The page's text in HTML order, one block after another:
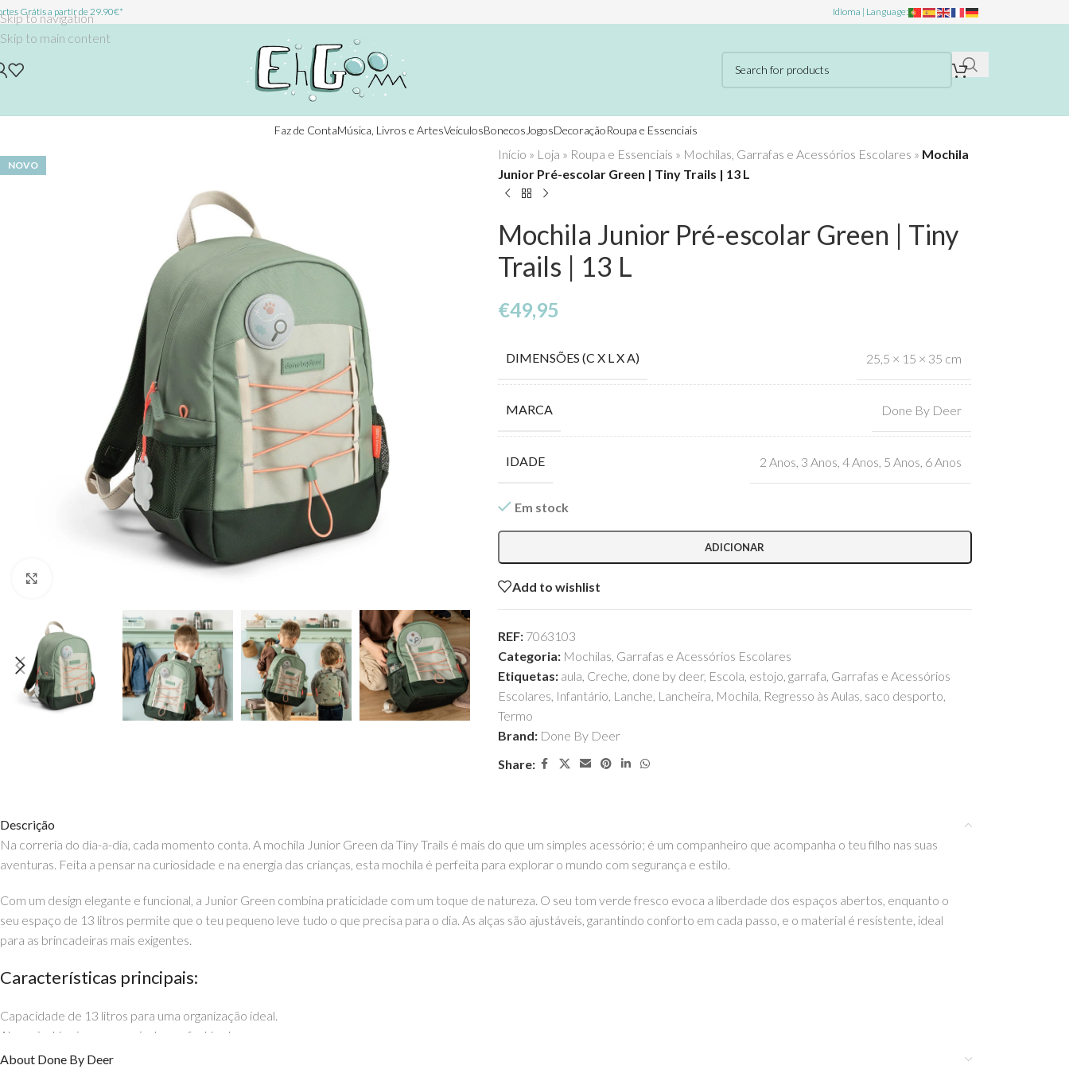
Skip to navigation
Skip to main content
Grátis a partir de 29.90€* Idioma | Language:
Faz de ContaMúsica, Livros e ArtesVeículosBonecos JogosDecoraçãoRoupa e Essenciais
NOVO
Início » Loja » Roupa e Essenciais » Mochilas, Garrafas e Acessórios Escolares » Mochila
Junior Pré-escolar Green | Tiny Trails | 13 L
Mochila Junior Pré-escolar Green | Tiny
Trails | 13 L
€49,95
DIMENSÕES (C X L X A) 25,5 × 15 × 35 cm
MARCA Done By Deer
IDADE 2 Anos 3 Anos 4 Anos 5 Anos 6 Anos
Em stock
ADICIONAR
Add to wishlist
REF: 7063103
Categoria: Mochilas, Garrafas e Acessórios Escolares
Etiquetas: aula, Creche, done by deer, Escola, estojo, garrafa, Garrafas e Acessórios
Escolares, Infantário, Lanche, Lancheira, Mochila, Regresso às Aulas, saco desporto,
Termo
Brand: Done By Deer
Share:
Descrição
Na correria do dia-a-dia, cada momento conta. A mochila Junior Green da Tiny Trails é mais do que um simples acessório; é um companheiro que acompanha o teu filho nas suas
aventuras. Feita a pensar na curiosidade e na energia das crianças, esta mochila é perfeita para explorar o mundo com segurança e estilo.
Com um design elegante e funcional, a Junior Green combina praticidade com um toque de natureza. O seu tom verde fresco evoca a liberdade dos espaços abertos, enquanto o
seu espaço de 13 litros permite que o teu pequeno leve tudo o que precisa para o dia. As alças são ajustáveis, garantindo conforto em cada passo, e o material é resistente, ideal
para as brincadeiras mais exigentes.
Características principais:
Capacidade de 13 litros para uma organização ideal.
Alças ajustáveis para um ajuste confortável.
Material resistente, perfeito para o uso diário.
About Done By Deer